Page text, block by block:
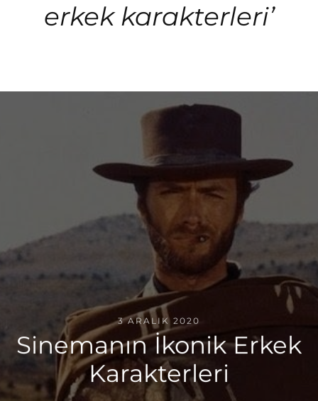
erkek karakterleri’
3 ARALIK 2020
Sinemanın İkonik Erkek
Karakterleri